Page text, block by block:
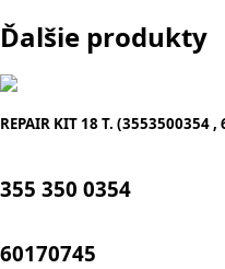
Ďalšie produkty
REPAIR KIT 18 T. (3553500354 ,
355 350 0354
60170745